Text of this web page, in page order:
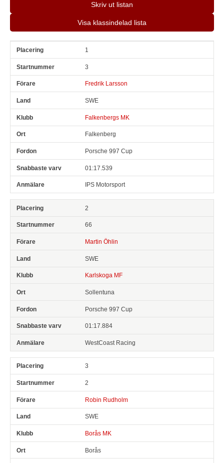
Skriv ut listan
Visa klassindelad lista
Pl Snr 1
3
Fredrik Larsson
SWE
Falkenbergs MK
Falkenberg
Porsche 997 Cup
01:17.539
IPS Motorsport
2
66
Martin Öhlin
SWE
Karlskoga MF
Sollentuna
Porsche 997 Cup
01:17.884
WestCoast Racing
3
2
Robin Rudholm
SWE
Borås MK
Borås